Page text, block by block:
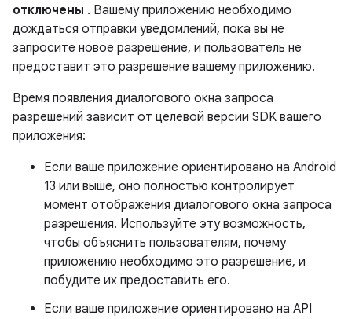
отключены . Вашему приложению необходимо
дождаться отправки уведомлений, пока вы не
запросите новое разрешение, и пользователь не
предоставит это разрешение вашему приложению.
Время появления диалогового окна запроса
разрешений зависит от целевой версии SDK вашего
приложения:
Если ваше приложение ориентировано на Android
13 или выше, оно полностью контролирует
момент отображения диалогового окна запроса
разрешения. Используйте эту возможность,
чтобы объяснить пользователям, почему
приложению необходимо это разрешение, и
побудите их предоставить его.
Если ваше приложение ориентировано на API